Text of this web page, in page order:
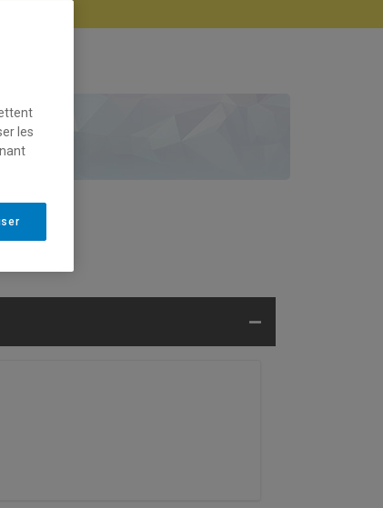
les